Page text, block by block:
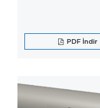
PDF İndir